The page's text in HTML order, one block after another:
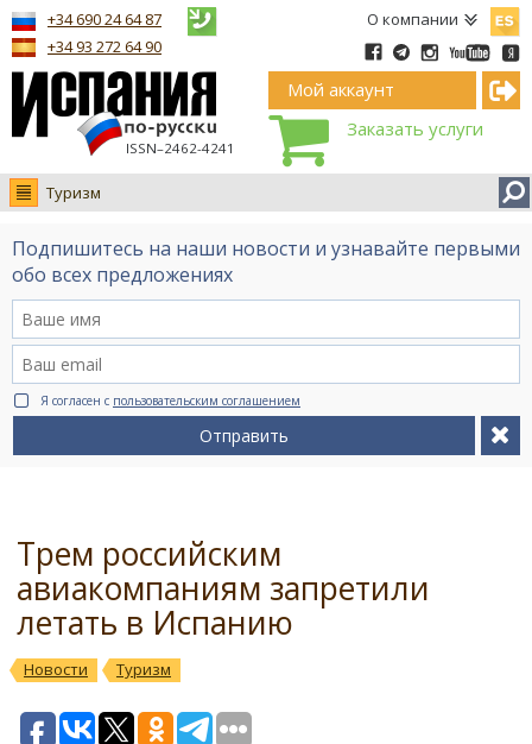
О компании
ISSN–2462-4241
+34 690 24 64 87
+34 93 272 64 90
Мой аккаунт
Заказать услуги
Туризм
Новости
Интервью
Видео Ruso.TV
BCN life
Сервис на немецком
Подпишитесь на наши новости и узнавайте первыми
обо всех предложениях
Я согласен с пользовательским соглашением
Отправить
Трем российским
авиакомпаниям запретили
летать в Испанию
Новости Туризм